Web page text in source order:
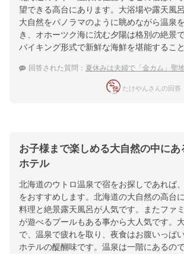
望できる高台にあります。大浴場や露天風
大自然をパノラマのように眺めながら温泉
き、オホーツク海に沈む夕陽は格別の絶景
バイキング形式で新鮮な海鮮を堪能するこ
回答された質問： 夏休みは夫婦で「金カム」聖地巡礼。ウトロ温泉
たけやんさんの回答
お子様まで楽しめる大自然の中にあ
ホテル
北海道のウトロ温泉で宿をお探しであれば
をおすすめします。北海道の大自然の高台
料理と絶景露天風呂が人気です。またファ
が遊べるプールもある事から大人気です。
で、温泉で疲れを取り、夜食はお腹いっぱ
ホテルの醍醐味です。温泉は一階にあるの